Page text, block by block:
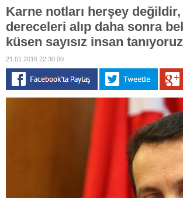
Karne notları herşey
dereceleri alıp daha sonra
küsen sayısız insan
21.01.2016 22:30:00